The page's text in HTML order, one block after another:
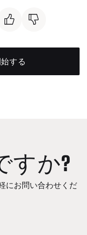
する
すか?
にお問い合わせくだ